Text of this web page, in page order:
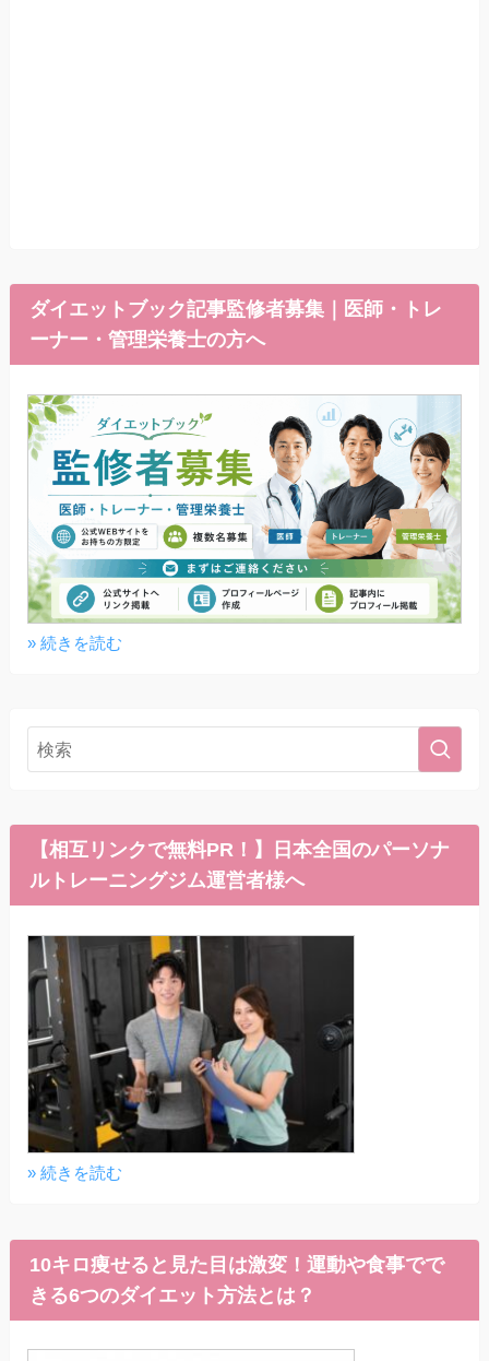
ダイエットブック記事監修者募集｜医師・トレ
ーナー・管理栄養士の方へ
» 続きを読む
【相互リンクで無料PR！】日本全国のパーソナ
ルトレーニングジム運営者様へ
» 続きを読む
10キロ痩せると見た目は激変！運動や食事でで
きる6つのダイエット方法とは？